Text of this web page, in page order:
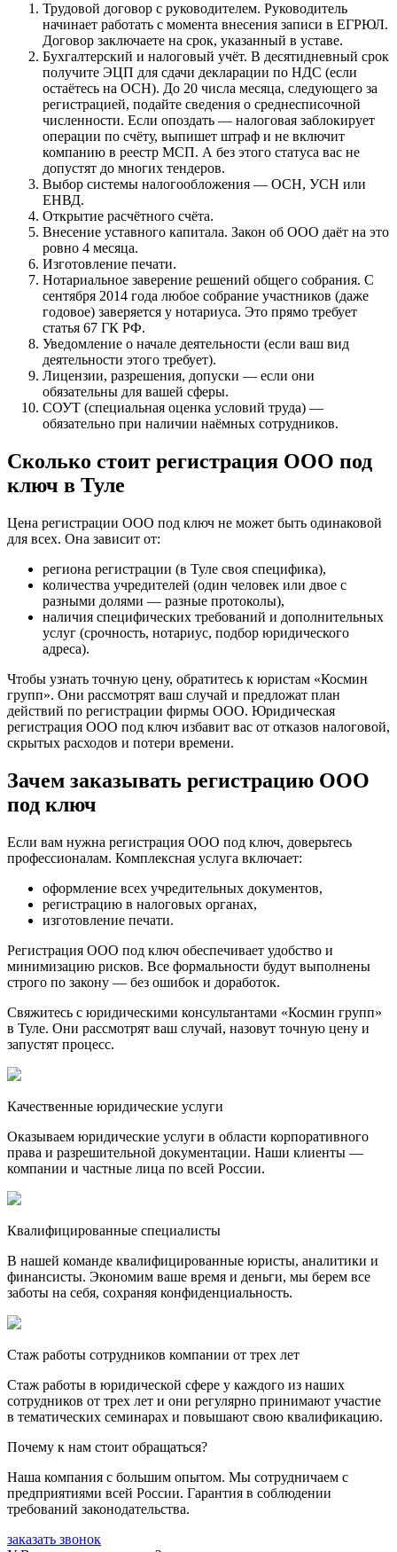
Трудовой договор с руководителем. Руководитель
начинает работать с момента внесения записи в ЕГРЮЛ.
Договор заключаете на срок, указанный в уставе.
Бухгалтерский и налоговый учёт. В десятидневный срок
получите ЭЦП для сдачи декларации по НДС (если
остаётесь на ОСН). До 20 числа месяца, следующего за
регистрацией, подайте сведения о среднесписочной
численности. Если опоздать — налоговая заблокирует
операции по счёту, выпишет штраф и не включит
компанию в реестр МСП. А без этого статуса вас не
допустят до многих тендеров.
Выбор системы налогообложения — ОСН, УСН или
ЕНВД.
Открытие расчётного счёта.
Внесение уставного капитала. Закон об ООО даёт на это
ровно 4 месяца.
Изготовление печати.
Нотариальное заверение решений общего собрания. С
сентября 2014 года любое собрание участников (даже
годовое) заверяется у нотариуса. Это прямо требует
статья 67 ГК РФ.
Уведомление о начале деятельности (если ваш вид
деятельности этого требует).
Лицензии, разрешения, допуски — если они
обязательны для вашей сферы.
СОУТ (специальная оценка условий труда) —
обязательно при наличии наёмных сотрудников.
Сколько стоит регистрация ООО под
ключ в Туле
Цена регистрации ООО под ключ не может быть одинаковой
для всех. Она зависит от:
региона регистрации (в Туле своя специфика),
количества учредителей (один человек или двое с
разными долями — разные протоколы),
наличия специфических требований и дополнительных
услуг (срочность, нотариус, подбор юридического
адреса).
Чтобы узнать точную цену, обратитесь к юристам «Космин
групп». Они рассмотрят ваш случай и предложат план
действий по регистрации фирмы ООО. Юридическая
регистрация ООО под ключ избавит вас от отказов налоговой,
скрытых расходов и потери времени.
Зачем заказывать регистрацию ООО
под ключ
Если вам нужна регистрация ООО под ключ, доверьтесь
профессионалам. Комплексная услуга включает:
оформление всех учредительных документов,
регистрацию в налоговых органах,
изготовление печати.
Регистрация ООО под ключ обеспечивает удобство и
минимизацию рисков. Все формальности будут выполнены
строго по закону — без ошибок и доработок.
Свяжитесь с юридическими консультантами «Космин групп»
в Туле. Они рассмотрят ваш случай, назовут точную цену и
запустят процесс.
Качественные юридические услуги
Оказываем юридические услуги в области корпоративного
права и разрешительной документации. Наши клиенты —
компании и частные лица по всей России.
Квалифицированные специалисты
В нашей команде квалифицированные юристы, аналитики и
финансисты. Экономим ваше время и деньги, мы берем все
заботы на себя, сохраняя конфиденциальность.
Стаж работы сотрудников компании от трех лет
Стаж работы в юридической сфере у каждого из наших
сотрудников от трех лет и они регулярно принимают участие
в тематических семинарах и повышают свою квалификацию.
Почему к нам стоит обращаться?
Наша компания с большим опытом. Мы сотрудничаем с
предприятиями всей России. Гарантия в соблюдении
требований законодательства.
заказать звонок